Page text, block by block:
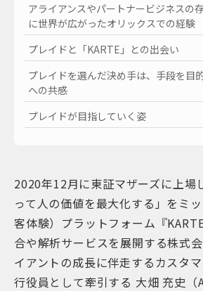
アライアンスやパートナービジネスの
に世界が広がったオリックスでの経験
プレイドと「KARTE」との出会い
プレイドを選んだ決め手は、手段を目
への共感
プレイドが目指していく姿
2020年12月に東証マザーズに上場
って人の価値を最大化する」をミ
客体験）プラットフォーム『
合や解析サービスを展開する株式
イアントの成長に伴走するカスタ
行役員として牽引する 大畑 充史